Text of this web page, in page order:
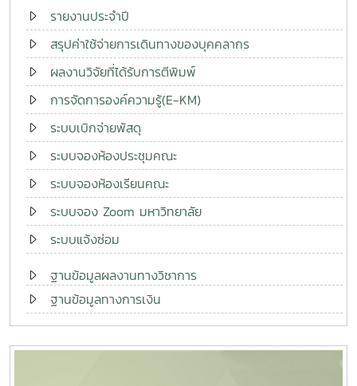
รายงานประจำปี
สรุปค่าใช้จ่ายการเดินทางของบุคคลากร
ผลงานวิจัยที่ได้รับการตีพิมพ์
การจัดการองค์ความรู้(E-KM)
ระบบเบิกจ่ายพัสดุ
ระบบจองห้องประชุมคณะ
ระบบจองห้องเรียนคณะ
ระบบจอง Zoom มหาวิทยาลัย
ระบบแจ้งซ่อม
ฐานข้อมูลผลงานทางวิชาการ
ฐานข้อมูลทางการเงิน
ฐานข้อมูลทำนุบำรุงศิลปวัฒนธรรม
ศูนย์องค์ความรู้ประมงแม่โจ้